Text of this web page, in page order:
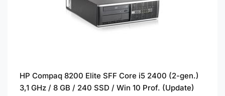
HP Compaq 8200 Elite SFF Core i5 2400 (2-gen.)
3,1 GHz / 8 GB / 240 SSD / Win 10 Prof. (Update)